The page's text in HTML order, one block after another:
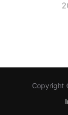
Copyright